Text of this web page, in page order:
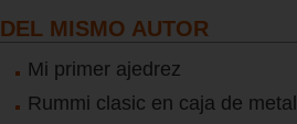
DEL MISMO AUTOR
Mi primer ajedrez
Rummi clasic en caja de metal